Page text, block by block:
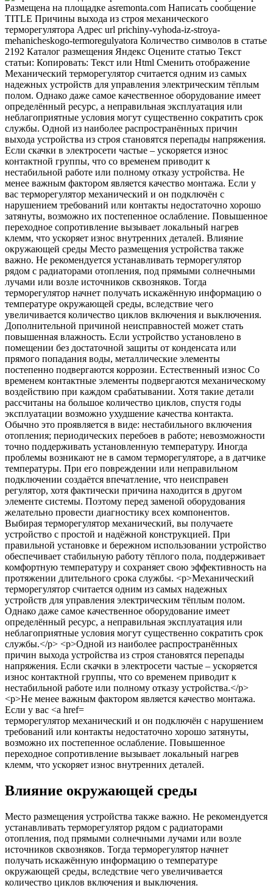
терморегулятор механический и он подключён с нарушением
требований или контакты недостаточно хорошо затянуты,
возможно их постепенное ослабление. Повышенное
переходное сопротивление вызывает локальный нагрев
клемм, что ускоряет износ внутренних деталей.
Влияние окружающей среды
Место размещения устройства также важно. Не рекомендуется
устанавливать терморегулятор рядом с радиаторами
отопления, под прямыми солнечными лучами или возле
источников сквозняков. Тогда терморегулятор начнет
получать искажённую информацию о температуре
окружающей среды, вследствие чего увеличивается
количество циклов включения и выключения.